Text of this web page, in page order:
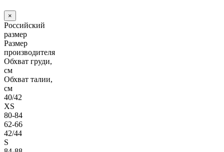
×
Российский
размер
Размер
производителя
Обхват груди,
см
Обхват талии,
см
40/42
XS
80-84
62-66
42/44
S